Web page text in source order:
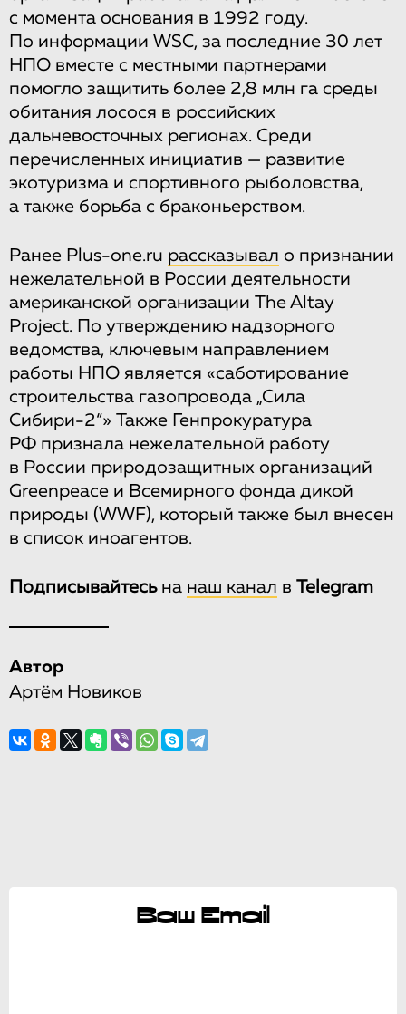
с момента основания в 1992 году.
По информации WSC, за последние 30 лет
НПО вместе с местными партнерами
помогло защитить более 2,8 млн га среды
обитания лосося в российских
дальневосточных регионах. Среди
перечисленных инициатив — развитие
экотуризма и спортивного рыболовства,
а также борьба с браконьерством.
Ранее Plus-one.ru рассказывал о признании
нежелательной в России деятельности
американской организации The Altay
Project. По утверждению надзорного
ведомства, ключевым направлением
работы НПО является «саботирование
строительства газопровода „Сила
Сибири-2“» Также Генпрокуратура
РФ признала нежелательной работу
в России природозащитных организаций
Greenpeace и Всемирного фонда дикой
природы (WWF), который также был внесен
в список иноагентов.
Подписывайтесьна наш канал в Telegram
Автор
Артём Новиков
Ваш Email